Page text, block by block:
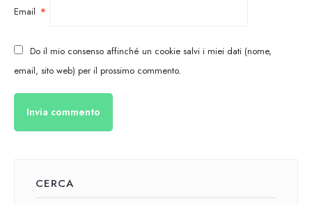
Email *
Do il mio consenso affinché un cookie salvi i miei dati (nome,
email, sito web) per il prossimo commento.
CERCA